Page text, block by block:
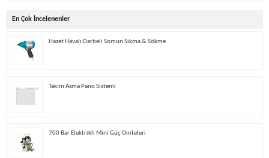
En Çok İncelenenler
Hazet Havalı Darbeli Somun Sıkma & Sökme
Takım Asma Pano Sistemi
700 Bar Elektrikli Mini Güç Üniteleri